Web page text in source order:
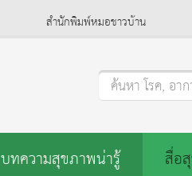
สำนักพิมพ์หมอชาวบ้าน
ค้นหา โรค, อา
บทความสุขภาพน่ารู้ สื่อ